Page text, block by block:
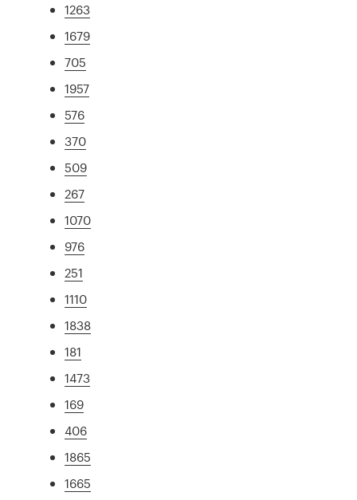
1263
1679
705
1957
576
370
509
267
1070
976
251
1110
1838
181
1473
169
406
1865
1665